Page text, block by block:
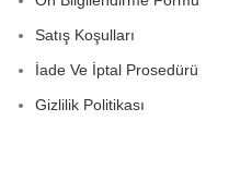
Satış Koşulları
İade Ve İptal Prosedürü
Gizlilik Politikası